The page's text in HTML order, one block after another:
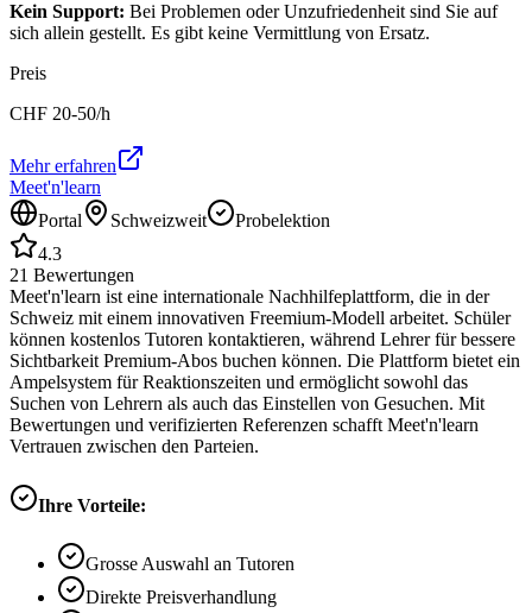
Kein Support: Bei Problemen oder Unzufriedenheit sind Sie auf
sich allein gestellt. Es gibt keine Vermittlung von Ersatz.
Preis
CHF 20-50/h
Mehr erfahren
Meet'n'learn
Portal
Schweizweit
Probelektion
4.3
21 Bewertungen
Meet'n'learn ist eine internationale Nachhilfeplattform, die in der
Schweiz mit einem innovativen Freemium-Modell arbeitet. Schüler
können kostenlos Tutoren kontaktieren, während Lehrer für bessere
Sichtbarkeit Premium-Abos buchen können. Die Plattform bietet ein
Ampelsystem für Reaktionszeiten und ermöglicht sowohl das
Suchen von Lehrern als auch das Einstellen von Gesuchen. Mit
Bewertungen und verifizierten Referenzen schafft Meet'n'learn
Vertrauen zwischen den Parteien.
Ihre Vorteile:
Grosse Auswahl an Tutoren
Direkte Preisverhandlung